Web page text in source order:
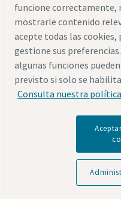
Legal & Privacy Notices
Sitemap
© 2026 Atlas Copco AB
Descubre cómo Atlas
tecnología que
Visita la web de Atlas
funcione correctamente,
mostrarle contenido
acepte todas las
gestione sus
algunas funciones
previsto si solo se
Consulta nuestra